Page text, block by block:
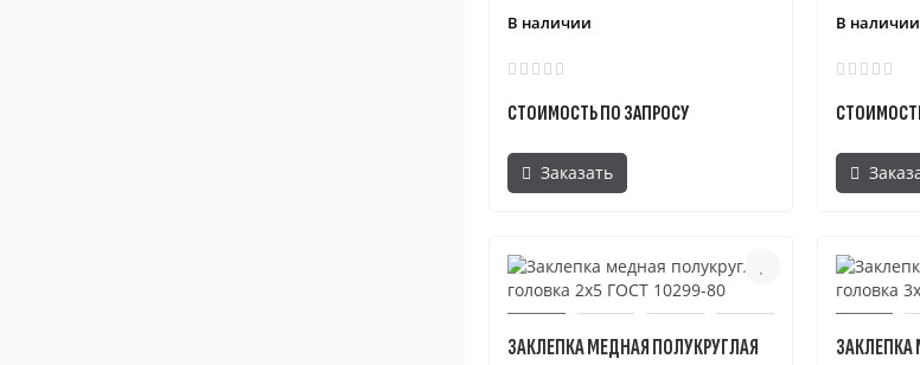
В наличии
СТОИМОСТЬ ПО ЗАПРОСУ
Заказать
В наличии
ЗАКЛЕПКА МЕДНАЯ ПОЛУКРУГЛАЯ
ЗАКЛЕПКА